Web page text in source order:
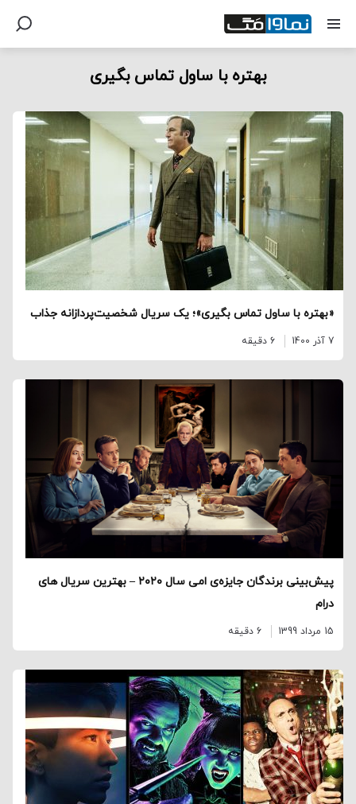
بهتره با ساول تماس بگیری
«بهتره با ساول تماس بگیری»؛ یک سریال شخصیت‌پردازانه جذاب
7 آذر 1400 6 دقیقه
پیش‌بینی برندگان جایزه‌ی امی سال ۲۰۲۰ – بهترین سریال های
درام
15 مرداد 1399 6 دقیقه